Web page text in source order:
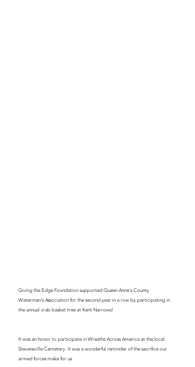
Giving the Edge Foundation supported Queen Anne's County
Watermen's Association for the second year in a row by participating in
the annual crab basket tree at Kent Narrows!
It was an honor to participate in Wreaths Across America at the local
Stevensville Cemetery. It was a wonderful reminder of the sacrifice our
armed forces make for us.